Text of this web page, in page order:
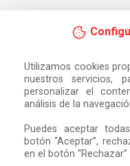
Utilizamos cookies
nuestros servicios,
personalizar el
análisis de la
Puedes aceptar
botón “Aceptar”,
en el botón “Rechazar”